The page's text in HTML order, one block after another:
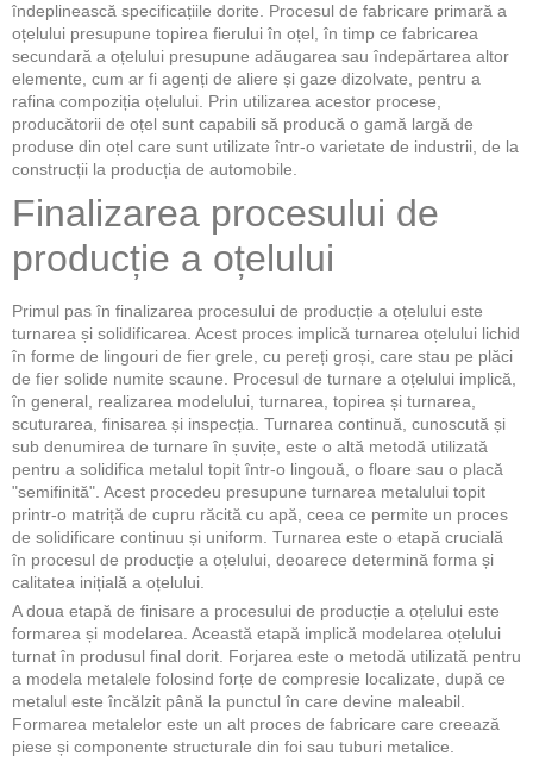
îndeplinească specificațiile dorite. Procesul de fabricare primară a
oțelului presupune topirea fierului în oțel, în timp ce fabricarea
secundară a oțelului presupune adăugarea sau îndepărtarea altor
elemente, cum ar fi agenți de aliere și gaze dizolvate, pentru a
rafina compoziția oțelului. Prin utilizarea acestor procese,
producătorii de oțel sunt capabili să producă o gamă largă de
produse din oțel care sunt utilizate într-o varietate de industrii, de la
construcții la producția de automobile.
Finalizarea procesului de
producție a oțelului
Primul pas în finalizarea procesului de producție a oțelului este
turnarea și solidificarea. Acest proces implică turnarea oțelului lichid
în forme de lingouri de fier grele, cu pereți groși, care stau pe plăci
de fier solide numite scaune. Procesul de turnare a oțelului implică,
în general, realizarea modelului, turnarea, topirea și turnarea,
scuturarea, finisarea și inspecția. Turnarea continuă, cunoscută și
sub denumirea de turnare în șuvițe, este o altă metodă utilizată
pentru a solidifica metalul topit într-o lingouă, o floare sau o placă
"semifinită". Acest procedeu presupune turnarea metalului topit
printr-o matriță de cupru răcită cu apă, ceea ce permite un proces
de solidificare continuu și uniform. Turnarea este o etapă crucială
în procesul de producție a oțelului, deoarece determină forma și
calitatea inițială a oțelului.
A doua etapă de finisare a procesului de producție a oțelului este
formarea și modelarea. Această etapă implică modelarea oțelului
turnat în produsul final dorit. Forjarea este o metodă utilizată pentru
a modela metalele folosind forțe de compresie localizate, după ce
metalul este încălzit până la punctul în care devine maleabil.
Formarea metalelor este un alt proces de fabricare care creează
piese și componente structurale din foi sau tuburi metalice.